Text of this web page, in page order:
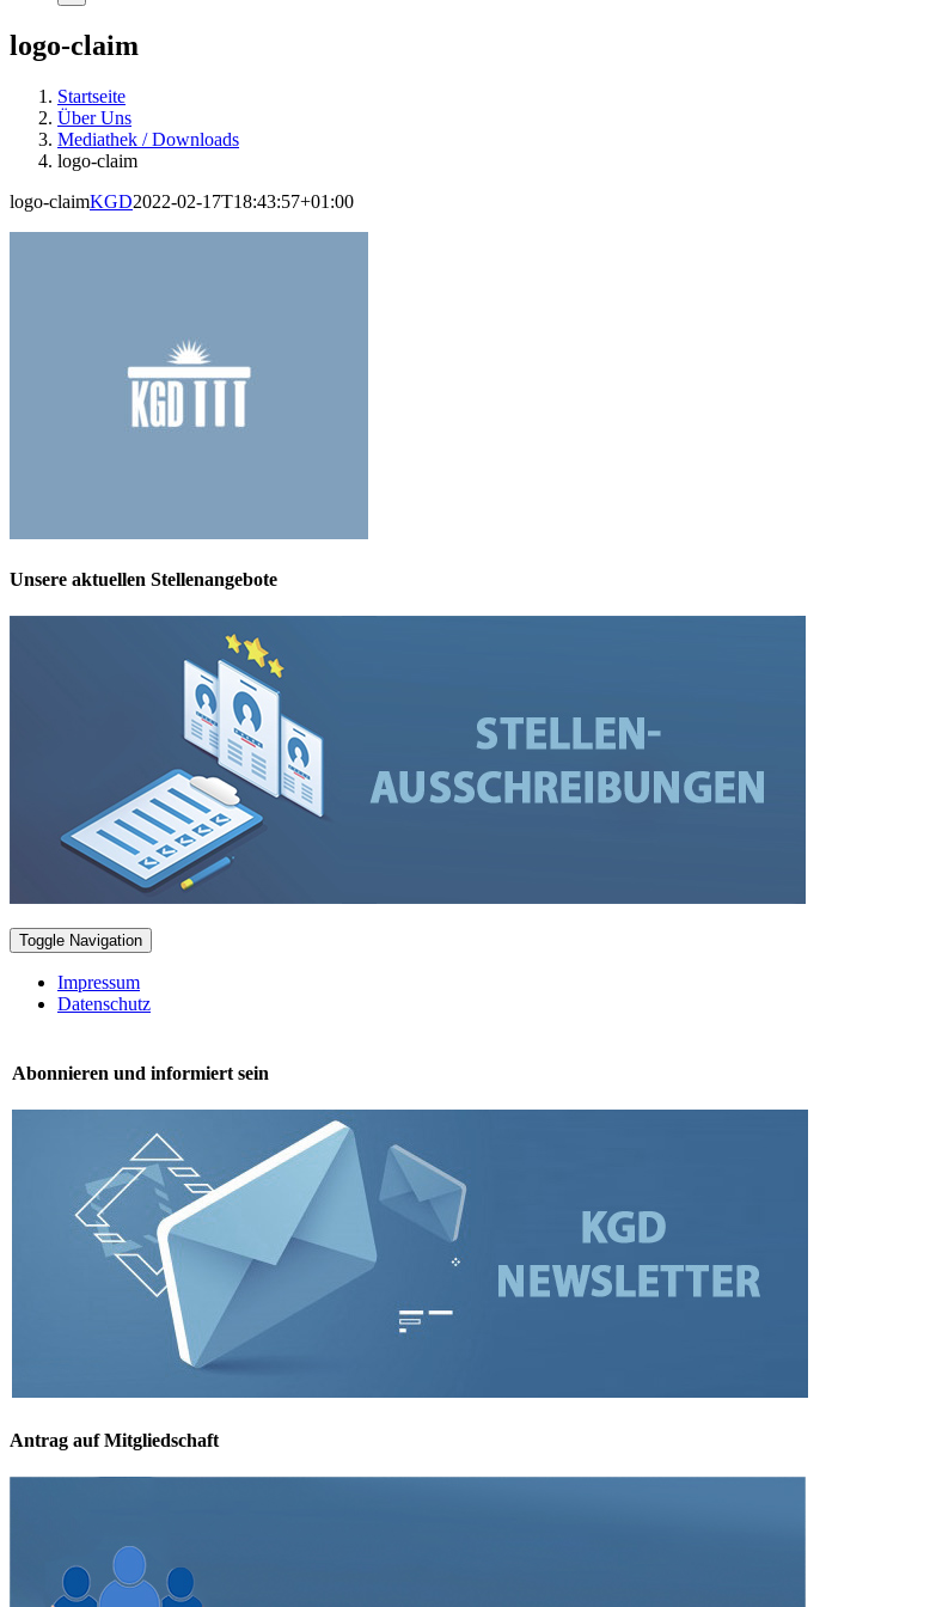
logo-claim
Startseite
Über Uns
Mediathek / Downloads
logo-claim
logo-claimKGD2022-02-17T18:43:57+01:00
Unsere aktuellen Stellenangebote
Toggle Navigation
Impressum
Datenschutz
Abonnieren und informiert sein
Antrag auf Mitgliedschaft